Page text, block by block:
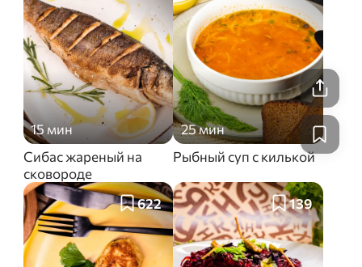
15 мин
Сибас жареный на
сковороде
25 мин
Рыбный суп с килькой
622 139